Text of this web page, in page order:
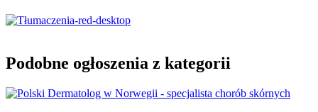
Podobne ogłoszenia z kategorii